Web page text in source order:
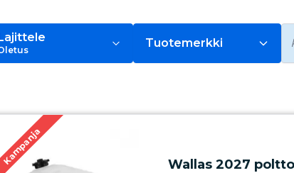
Tuotemerkki
Kampanja Wallas 2027